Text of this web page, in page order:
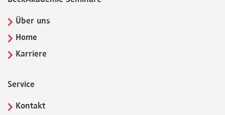
Über uns
Home
Karriere
Service
Kontakt